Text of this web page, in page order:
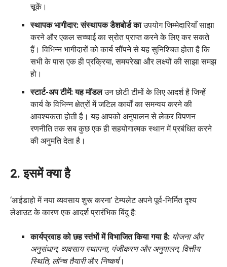
चूकें।
स्थापक भागीदार: संस्थापक डैशबोर्ड काउपयोग जिम्मेदारियाँ साझा
करने और एकल सच्चाई का स्रोत प्राप्त करने के लिए कर सकते
हैं। विभिन्न भागीदारों को कार्य सौंपने से यह सुनिश्चित होता है कि
सभी के पास एक ही प्रक्रिया, समयरेखा और लक्ष्यों की साझा समझ
हो।
स्टार्ट-अप टीमें: यह मॉडलउन छोटी टीमों के लिए आदर्श है जिन्हें
कार्य के विभिन्न क्षेत्रों में जटिल कार्यों का समन्वय करने की
आवश्यकता होती है। यह आपको अनुपालन से लेकर विपणन
रणनीति तक सब कुछ एक ही सहयोगात्मक स्थान में प्रबंधित करने
की अनुमति देता है।
2. इसमें क्या है
‘आईडाहो में नया व्यवसाय शुरू करना’ टेम्पलेट अपने पूर्व-निर्मित दृश्य
लेआउट के कारण एक आदर्श प्रारंभिक बिंदु है:
कार्यप्रवाह को छह स्तंभों में विभाजित किया गया है: योजना और
अनुसंधान, व्यवसाय स्थापना, पंजीकरण और अनुपालन, वित्तीय
स्थिति, लॉन्च तैयारीऔर निष्कर्ष।